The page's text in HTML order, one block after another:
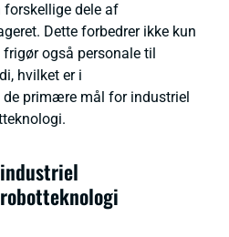
dele af
Dette forbedrer ikke kun
også personale til
hvilket er i
primære mål for industriel